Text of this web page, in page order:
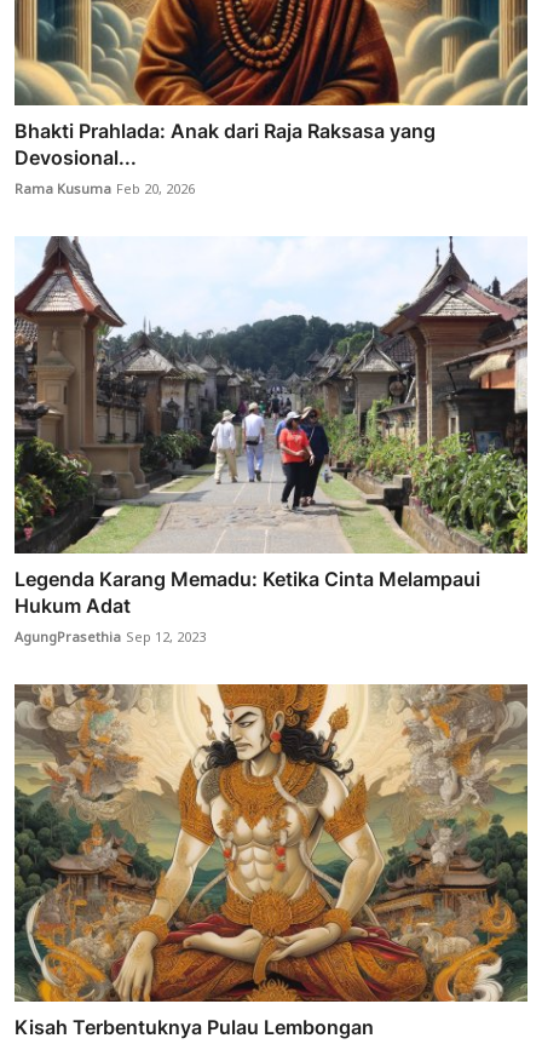
Bhakti Prahlada: Anak dari Raja Raksasa yang
Devosional...
Rama Kusuma Feb 20, 2026
Legenda Karang Memadu: Ketika Cinta Melampaui
Hukum Adat
AgungPrasethia Sep 12, 2023
Kisah Terbentuknya Pulau Lembongan